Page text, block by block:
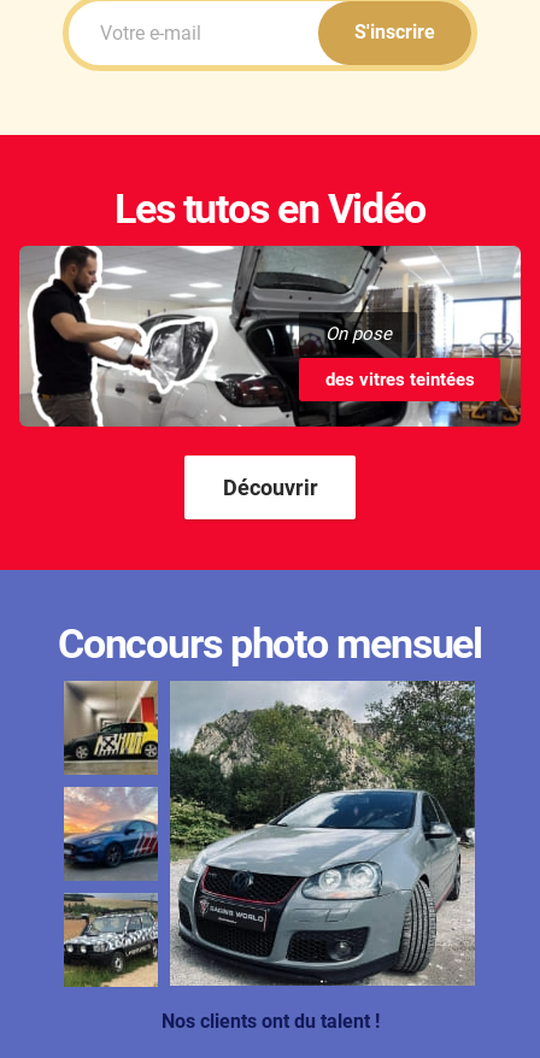
S'inscrire
Les tutos en Vidéo
On pose
des vitres teintées
Découvrir
Concours photo mensuel
Nos clients ont du talent !